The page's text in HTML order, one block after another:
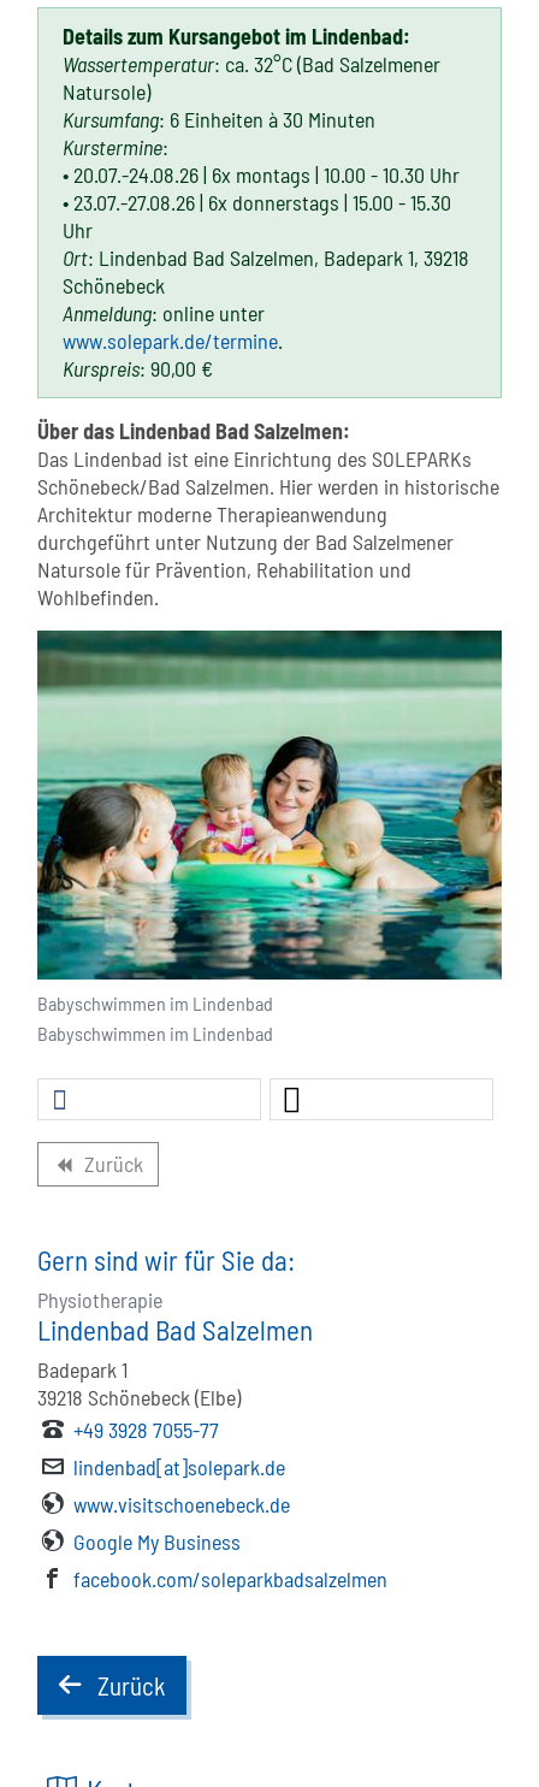
Details zum Kursangebot im Lindenbad:
Wassertemperatur: ca. 32°C (Bad Salzelmener
Natursole)
Kursumfang: 6 Einheiten à 30 Minuten
Kurstermine:
• 20.07.-24.08.26 | 6x montags | 10.00 - 10.30 Uhr
• 23.07.-27.08.26 | 6x donnerstags | 15.00 - 15.30
Uhr
Ort: Lindenbad Bad Salzelmen, Badepark 1, 39218
Schönebeck
Anmeldung: online unter
www.solepark.de/termine.
Kurspreis: 90,00 €
Über das Lindenbad Bad Salzelmen:
Das Lindenbad ist eine Einrichtung des SOLEPARKs
Schönebeck/Bad Salzelmen. Hier werden in historische
Architektur moderne Therapieanwendung
durchgeführt unter Nutzung der Bad Salzelmener
Natursole für Prävention, Rehabilitation und
Wohlbefinden.
Babyschwimmen im Lindenbad
Babyschwimmen im Lindenbad
backward Zurück
Gern sind wir für Sie da:
Physiotherapie
Lindenbad Bad Salzelmen
Badepark 1
39218 Schönebeck (Elbe)
+49 3928 7055-77
lindenbad[at]solepark.de
www.visitschoenebeck.de
Google My Business
facebook.com/soleparkbadsalzelmen
backZurück